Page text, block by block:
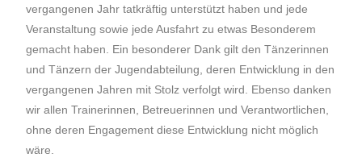
vergangenen Jahr tatkräftig unterstützt haben und jede
Veranstaltung sowie jede Ausfahrt zu etwas Besonderem
gemacht haben. Ein besonderer Dank gilt den Tänzerinnen
und Tänzern der Jugendabteilung, deren Entwicklung in den
vergangenen Jahren mit Stolz verfolgt wird. Ebenso danken
wir allen Trainerinnen, Betreuerinnen und Verantwortlichen,
ohne deren Engagement diese Entwicklung nicht möglich
wäre.